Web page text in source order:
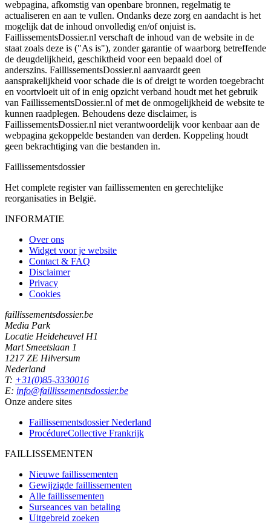
webpagina, afkomstig van openbare bronnen, regelmatig te
actualiseren en aan te vullen. Ondanks deze zorg en aandacht is het
mogelijk dat de inhoud onvolledig en/of onjuist is.
FaillissementsDossier.nl verschaft de inhoud van de website in de
staat zoals deze is ("As is"), zonder garantie of waarborg betreffende
de deugdelijkheid, geschiktheid voor een bepaald doel of
anderszins. FaillissementsDossier.nl aanvaardt geen
aansprakelijkheid voor schade die is of dreigt te worden toegebracht
en voortvloeit uit of in enig opzicht verband houdt met het gebruik
van FaillissementsDossier.nl of met de onmogelijkheid de website te
kunnen raadplegen. Behoudens deze disclaimer, is
FaillissementsDossier.nl niet verantwoordelijk voor kenbaar aan de
webpagina gekoppelde bestanden van derden. Koppeling houdt
geen bekrachtiging van die bestanden in.
Faillissementsdossier
Het complete register van faillissementen en gerechtelijke
reorganisaties in België.
INFORMATIE
Over ons
Widget voor je website
Contact & FAQ
Disclaimer
Privacy
Cookies
faillissementsdossier.be
Media Park
Locatie Heideheuvel H1
Mart Smeetslaan 1
1217 ZE Hilversum
Nederland
T: +31(0)85-3330016
E: info@faillissementsdossier.be
Onze andere sites
Faillissementsdossier Nederland
ProcédureCollective Frankrijk
FAILLISSEMENTEN
Nieuwe faillissementen
Gewijzigde faillissementen
Alle faillissementen
Surseances van betaling
Uitgebreid zoeken